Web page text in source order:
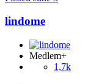
lindome
Medlem+
1,7k